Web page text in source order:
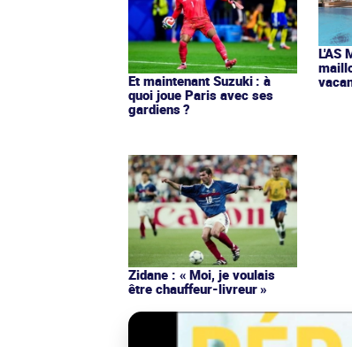
Et maintenant Suzuki : à
quoi joue Paris avec ses
gardiens ?
L'AS
Zidane : « Moi, je voulais
être chauffeur-livreur »